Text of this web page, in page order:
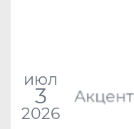
июл
3
2026
Акцент